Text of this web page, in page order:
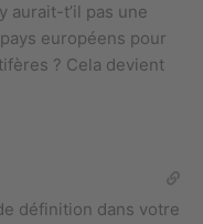
aurait-t’il pas une
européens pour
? Cela devient
définition dans votre